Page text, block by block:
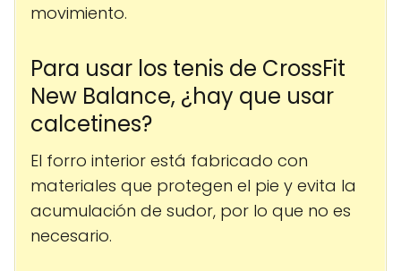
movimiento.
Para usar los tenis de CrossFit
New Balance, ¿hay que usar
calcetines?
El forro interior está fabricado con
materiales que protegen el pie y evita la
acumulación de sudor, por lo que no es
necesario.